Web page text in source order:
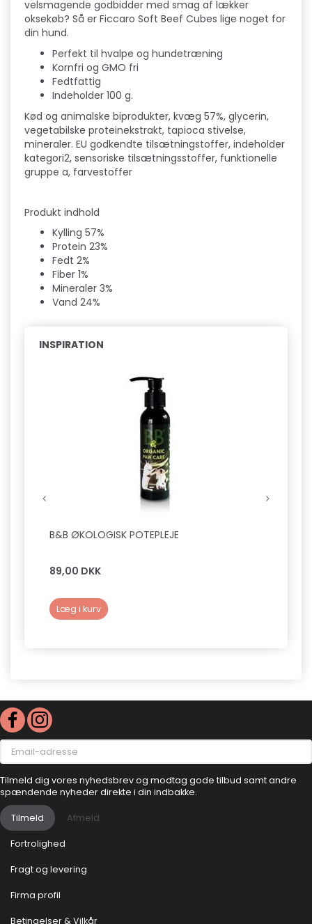
velsmagende godbidder med smag af lækker
oksekøb? Så er Ficcaro Soft Beef Cubes lige noget for
din hund.
Perfekt til hvalpe og hundetræning
Kornfri og GMO fri
Fedtfattig
Indeholder 100 g.
Kød og animalske biprodukter, kvæg 57%, glycerin,
vegetabilske proteinekstrakt, tapioca stivelse,
mineraler. EU godkendte tilsætningstoffer, indeholder
kategori2, sensoriske tilsætningsstoffer, funktionelle
gruppe a, farvestoffer
Produkt indhold
Kylling 57%
Protein 23%
Fedt 2%
Fiber 1%
Mineraler 3%
Vand 24%
INSPIRATION
B&B ØKOLOGISK POTEPLEJE
89,00 DKK
Læg i kurv
Email-
adresse
Tilmeld dig vores nyhedsbrev og modtag gode tilbud samt andre
spændende nyheder direkte i din indbakke.
Tilmeld Afmeld
Fortrolighed
Fragt og levering
Firma profil
Betingelser & Vilkår